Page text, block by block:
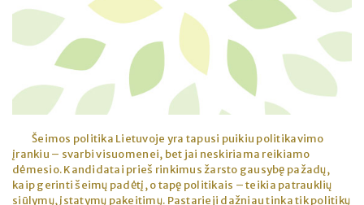
Šeimos politika Lietuvoje yra tapusi puikiu politikavimo
įrankiu – svarbi visuomenei, bet jai neskiriama reikiamo
dėmesio. Kandidatai prieš rinkimus žarsto gausybę pažadų,
kaip gerinti šeimų padėtį, o tapę politikais – teikia patrauklių
siūlymų, įstatymų pakeitimų. Pastarieji dažniau tinka tik politikų